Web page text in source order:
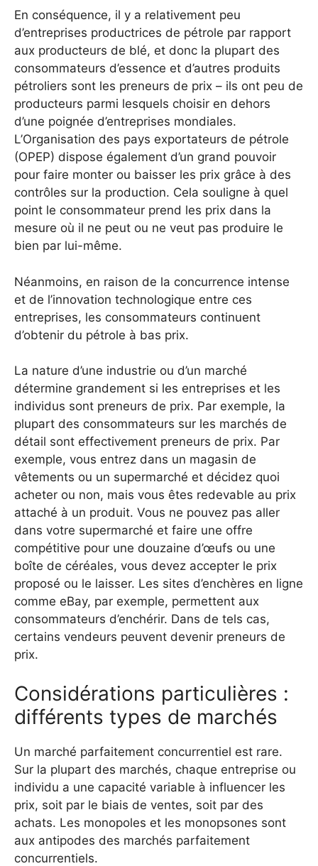
En conséquence, il y a relativement peu
d’entreprises productrices de pétrole par rapport
aux producteurs de blé, et donc la plupart des
consommateurs d’essence et d’autres produits
pétroliers sont les preneurs de prix – ils ont peu de
producteurs parmi lesquels choisir en dehors
d’une poignée d’entreprises mondiales.
L’Organisation des pays exportateurs de pétrole
(OPEP) dispose également d’un grand pouvoir
pour faire monter ou baisser les prix grâce à des
contrôles sur la production. Cela souligne à quel
point le consommateur prend les prix dans la
mesure où il ne peut ou ne veut pas produire le
bien par lui-même.
Néanmoins, en raison de la concurrence intense
et de l’innovation technologique entre ces
entreprises, les consommateurs continuent
d’obtenir du pétrole à bas prix.
La nature d’une industrie ou d’un marché
détermine grandement si les entreprises et les
individus sont preneurs de prix. Par exemple, la
plupart des consommateurs sur les marchés de
détail sont effectivement preneurs de prix. Par
exemple, vous entrez dans un magasin de
vêtements ou un supermarché et décidez quoi
acheter ou non, mais vous êtes redevable au prix
attaché à un produit. Vous ne pouvez pas aller
dans votre supermarché et faire une offre
compétitive pour une douzaine d’œufs ou une
boîte de céréales, vous devez accepter le prix
proposé ou le laisser. Les sites d’enchères en ligne
comme eBay, par exemple, permettent aux
consommateurs d’enchérir. Dans de tels cas,
certains vendeurs peuvent devenir preneurs de
prix.
Considérations particulières :
différents types de marchés
Un marché parfaitement concurrentiel est rare.
Sur la plupart des marchés, chaque entreprise ou
individu a une capacité variable à influencer les
prix, soit par le biais de ventes, soit par des
achats. Les monopoles et les monopsones sont
aux antipodes des marchés parfaitement
concurrentiels.